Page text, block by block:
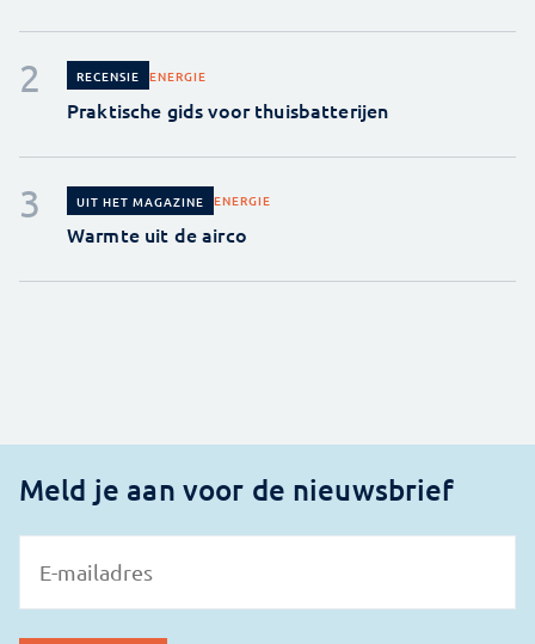
RECENSIE ENERGIE
Praktische gids voor thuisbatterijen
UIT HET MAGAZINE ENERGIE
Warmte uit de airco
Meld je aan voor de nieuwsbrief